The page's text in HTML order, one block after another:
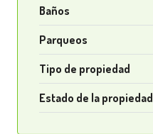
Baños
Parqueos
Tipo de propiedad
Estado de la propiedad